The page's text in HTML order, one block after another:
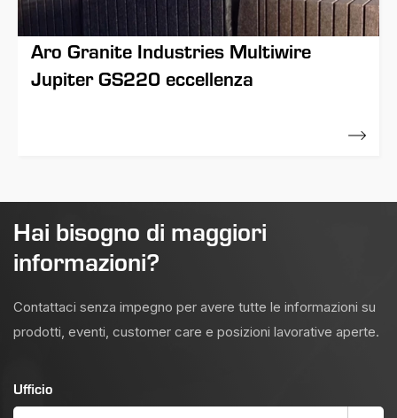
Aro Granite Industries Multiwire
Jupiter GS220 eccellenza
Hai bisogno di maggiori
informazioni?
Contattaci senza impegno per avere tutte le informazioni su
prodotti, eventi, customer care e posizioni lavorative aperte.
Ufficio